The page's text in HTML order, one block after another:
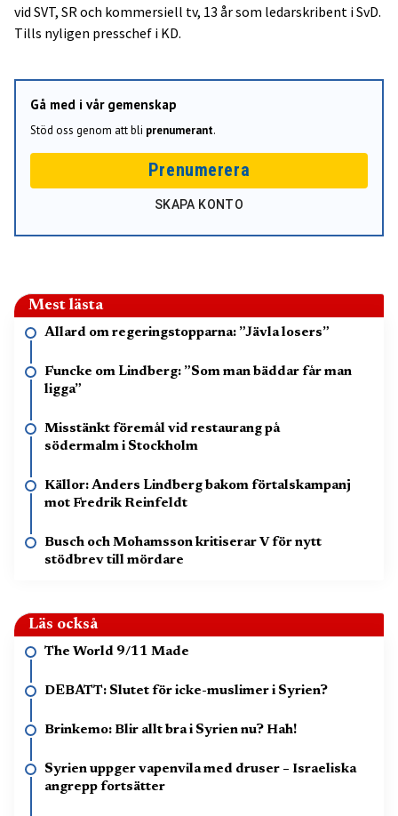
vid SVT, SR och kommersiell tv, 13 år som ledarskribent i SvD.
Tills nyligen presschef i KD.
Gå med i vår gemenskap
Stöd oss genom att bli prenumerant.
Prenumerera
SKAPA KONTO
Mest lästa
Allard om regeringstopparna: ”Jävla losers”
Funcke om Lindberg: ”Som man bäddar får man
ligga”
Misstänkt föremål vid restaurang på
södermalm i Stockholm
Källor: Anders Lindberg bakom förtalskampanj
mot Fredrik Reinfeldt
Busch och Mohamsson kritiserar V för nytt
stödbrev till mördare
Läs också
The World 9/11 Made
DEBATT: Slutet för icke-muslimer i Syrien?
Brinkemo: Blir allt bra i Syrien nu? Hah!
Syrien uppger vapenvila med druser – Israeliska
angrepp fortsätter